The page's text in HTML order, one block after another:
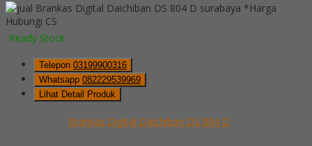
*Harga
Hubungi CS
Ready Stock
Telepon 03199900316
Whatsapp 082229539969
Lihat Detail Produk
Brankas Digital Daichiban DS 804 D